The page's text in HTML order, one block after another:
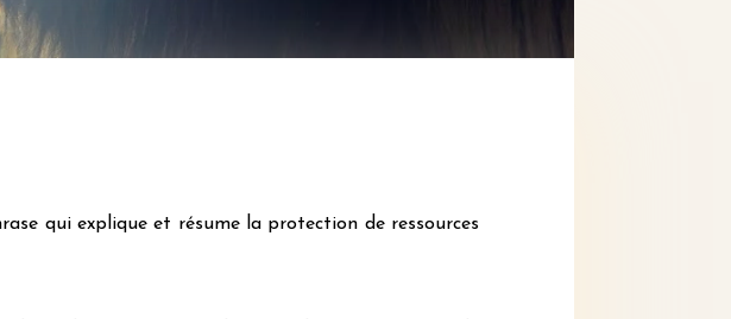
qui explique et résume la protection de ressources